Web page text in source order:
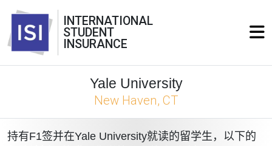
INTERNATIONAL
STUDENT
INSURANCE
Yale University
New Haven, CT
持有F1签并在Yale University就读的留学生，以下的